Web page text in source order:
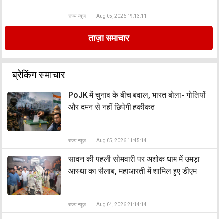
राज्य न्यूज़ Aug 05, 2026 19:13:11
ताज़ा समाचार
ब्रेकिंग समाचार
PoJK में चुनाव के बीच बवाल, भारत बोला- गोलियों
और दमन से नहीं छिपेगी हकीकत
राज्य न्यूज़ Aug 05, 2026 11:45:14
सावन की पहली सोमवारी पर अशोक धाम में उमड़ा
आस्था का सैलाब, महाआरती में शामिल हुए डीएम
राज्य न्यूज़ Aug 04, 2026 21:14:14